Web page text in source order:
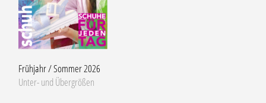
Frühjahr / Sommer 2026
Unter- und Übergrößen